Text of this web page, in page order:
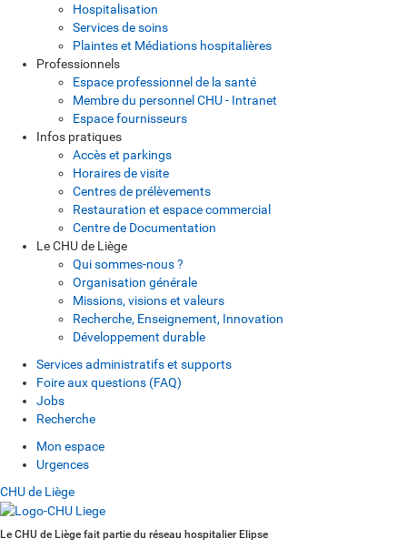
Hospitalisation
Services de soins
Plaintes et Médiations hospitalières
Professionnels
Espace professionnel de la santé
Membre du personnel CHU - Intranet
Espace fournisseurs
Infos pratiques
Accès et parkings
Horaires de visite
Centres de prélèvements
Restauration et espace commercial
Centre de Documentation
Le CHU de Liège
Qui sommes-nous ?
Organisation générale
Missions, visions et valeurs
Recherche, Enseignement, Innovation
Développement durable
Services administratifs et supports
Foire aux questions (FAQ)
Jobs
Recherche
Mon espace
Urgences
CHU de Liège
Le CHU de Liège fait partie du réseau hospitalier Elipse